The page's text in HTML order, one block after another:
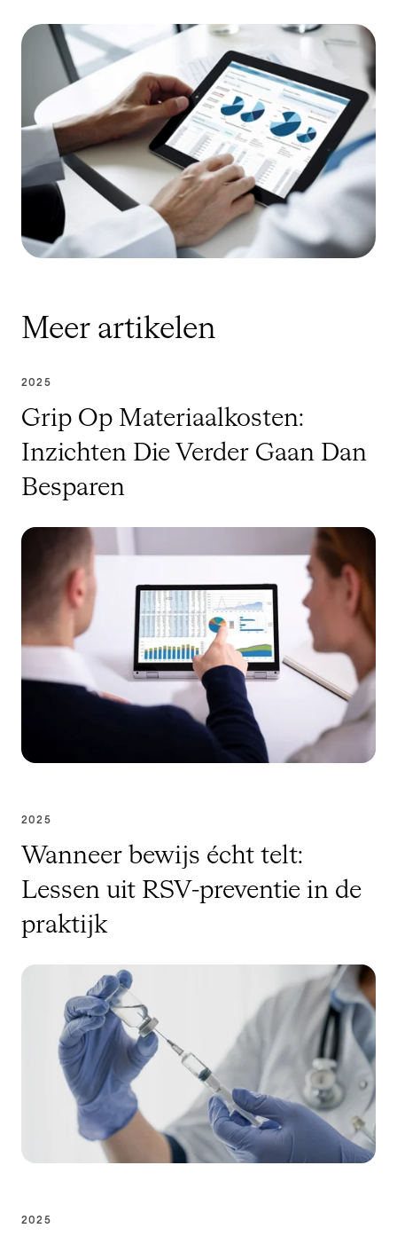
Meer artikelen
2025
Grip Op Materiaalkosten:
Inzichten Die Verder Gaan Dan
Besparen
2025
Wanneer bewijs écht telt:
Lessen uit RSV-preventie in de
praktijk
2025